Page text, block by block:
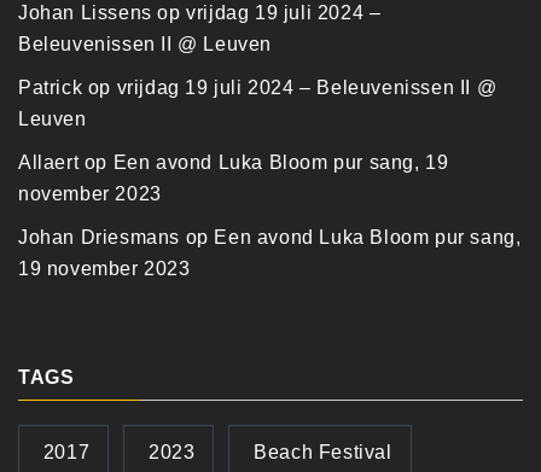
Johan Lissens opvrijdag 19 juli 2024 –
Beleuvenissen II @ Leuven
Patrick op vrijdag 19 juli 2024 – Beleuvenissen II @
Leuven
Allaertop Een avond Luka Bloom pur sang, 19
november 2023
Johan Driesmans op Een avond Luka Bloom pur sang,
19 november 2023
TAGS
2017 2023 Beach Festival